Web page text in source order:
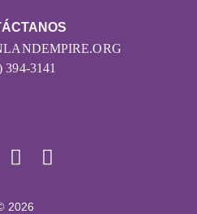
394-3141
2026